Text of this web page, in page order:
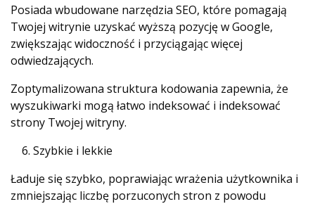
Posiada wbudowane narzędzia SEO, które pomagają
Twojej witrynie uzyskać wyższą pozycję w Google,
zwiększając widoczność i przyciągając więcej
odwiedzających.
Zoptymalizowana struktura kodowania zapewnia, że ​​
wyszukiwarki mogą łatwo indeksować i indeksować
strony Twojej witryny.
Szybkie i lekkie
Ładuje się szybko, poprawiając wrażenia użytkownika i
zmniejszając liczbę porzuconych stron z powodu